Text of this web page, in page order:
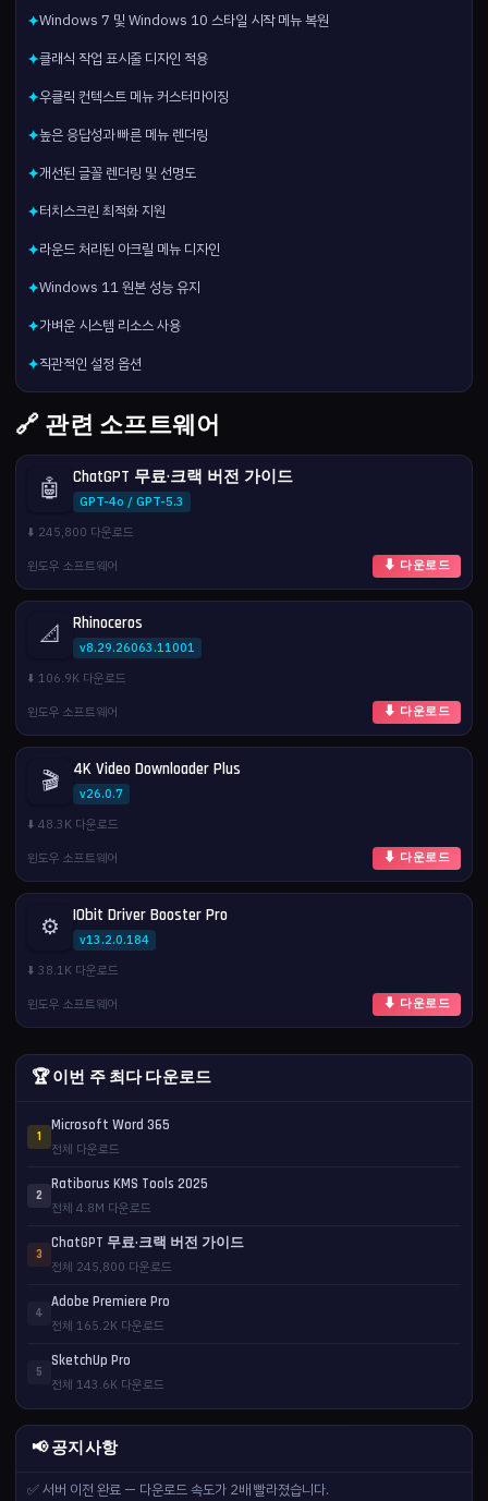
✦Windows 7 및 Windows 10 스타일 시작 메뉴 복원
✦클래식 작업 표시줄 디자인 적용
✦우클릭 컨텍스트 메뉴 커스터마이징
✦높은 응답성과 빠른 메뉴 렌더링
✦개선된 글꼴 렌더링 및 선명도
✦터치스크린 최적화 지원
✦라운드 처리된 아크릴 메뉴 디자인
✦Windows 11 원본 성능 유지
✦가벼운 시스템 리소스 사용
✦직관적인 설정 옵션
🔗 관련 소프트웨어
🤖 ChatGPT 무료·크랙 버전 가이드
GPT-4o / GPT-5.3
⬇️ 245,800 다운로드
윈도우 소프트웨어
⬇ 다운로드
📐 Rhinoceros
v8.29.26063.11001
⬇️ 106.9K 다운로드
윈도우 소프트웨어
⬇ 다운로드
🎬 4K Video Downloader Plus
v26.0.7
⬇️ 48.3K 다운로드
윈도우 소프트웨어
⬇ 다운로드
⚙️ IObit Driver Booster Pro
v13.2.0.184
⬇️ 38.1K 다운로드
윈도우 소프트웨어
⬇ 다운로드
🏆 이번 주 최다 다운로드
1
Microsoft Word 365
전체 다운로드
2
Ratiborus KMS Tools 2025
전체 4.8M 다운로드
3
ChatGPT 무료·크랙 버전 가이드
전체 245,800 다운로드
4
Adobe Premiere Pro
전체 165.2K 다운로드
5
SketchUp Pro
전체 143.6K 다운로드
📢 공지사항
✅ 서버 이전 완료 — 다운로드 속도가 2배 빨라졌습니다.